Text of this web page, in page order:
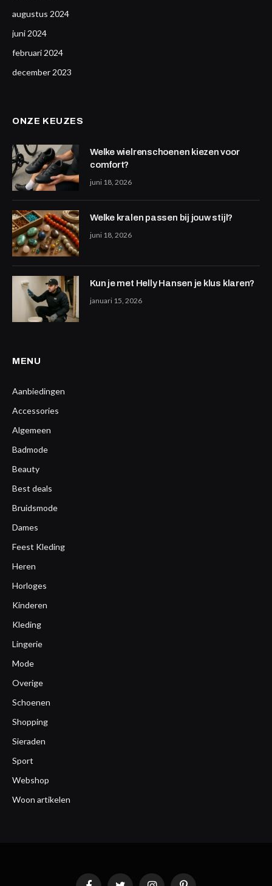
augustus 2024
juni 2024
februari 2024
december 2023
ONZE KEUZES
Welke wielrenschoenen kiezen voor
comfort?
juni 18, 2026
Welke kralen passen bij jouw stijl?
juni 18, 2026
Kun je met Helly Hansen je klus klaren?
januari 15, 2026
MENU
Aanbiedingen
Accessories
Algemeen
Badmode
Beauty
Best deals
Bruidsmode
Dames
Feest Kleding
Heren
Horloges
Kinderen
Kleding
Lingerie
Mode
Overige
Schoenen
Shopping
Sieraden
Sport
Webshop
Woon artikelen